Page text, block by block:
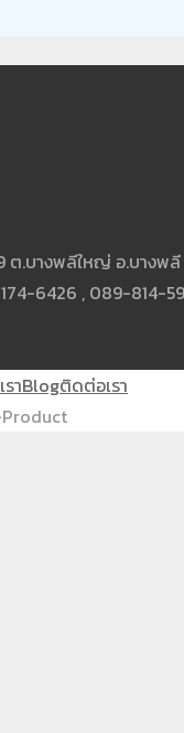
ต.บางพลีใหญ่ อ.บางพ
6426 , 089-814-
าBlogติดต่อเรา